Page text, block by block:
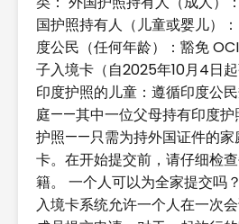
国护照持有人（儿童或婴儿）
度公民（任何年龄）：豁免
子入境卡（自2025年10月4日
印度护照的儿童：遵循印度公
庭——其中一位父母持有印度护
护照——只需为持外国证件的家
卡。在开始提交前，请仔细检
籍。 一个人可以为全家提交吗
入境卡系统允许一个人在一次